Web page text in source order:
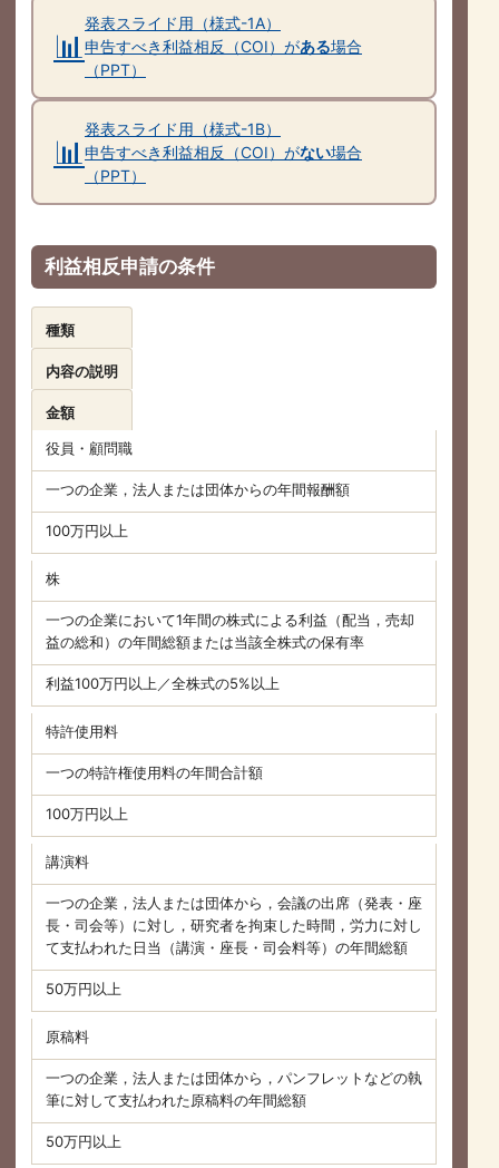
📊
発表スライド用（様式-1A）
申告すべき利益相反（COI）がある場合
（PPT）
📊
発表スライド用（様式-1B）
申告すべき利益相反（COI）がない場合
（PPT）
利益相反申請の条件
種類
内容の説明
金額
役員・顧問職
一つの企業，法人または団体からの年間報酬額
100万円以上
株
一つの企業において1年間の株式による利益（配当，売却
益の総和）の年間総額または当該全株式の保有率
利益100万円以上／全株式の5%以上
特許使用料
一つの特許権使用料の年間合計額
100万円以上
講演料
一つの企業，法人または団体から，会議の出席（発表・座
長・司会等）に対し，研究者を拘束した時間，労力に対し
て支払われた日当（講演・座長・司会料等）の年間総額
50万円以上
原稿料
一つの企業，法人または団体から，パンフレットなどの執
筆に対して支払われた原稿料の年間総額
50万円以上